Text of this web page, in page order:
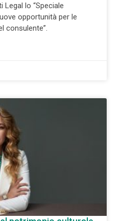
Legal lo “Speciale
opportunità per le
consulente”.